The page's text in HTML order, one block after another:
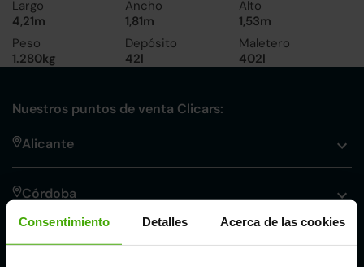
Consentimiento Detalles Acerca de las cookies
Largo
4,21m
Ancho
1,81m
Alto
1,53m
Peso
1.280kg
Depósito
42l
Maletero
402l
Nuestros puntos de venta Clicars:
Alicante
Córdoba
Madrid